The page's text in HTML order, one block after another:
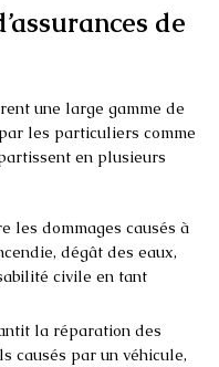
de
une large gamme de
les particuliers comme
en plusieurs
les dommages causés à
dégât des eaux,
civile en tant
la réparation des
causés par un véhicule,